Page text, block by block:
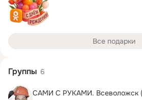
Все подарки
Группы 6
САМИ С РУКАМИ. Всеволожск